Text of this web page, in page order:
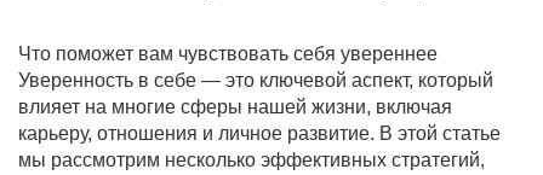
Что поможет вам чувствовать себя увереннее
Уверенность в себе — это ключевой аспект, который
влияет на многие сферы нашей жизни, включая
карьеру, отношения и личное развитие. В этой статье
мы рассмотрим несколько эффективных стратегий,